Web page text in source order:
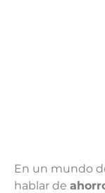
En un mundo
hablar de